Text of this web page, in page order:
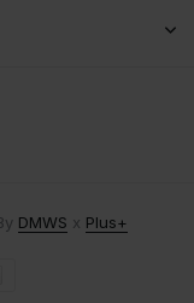
DMWS x Plus+